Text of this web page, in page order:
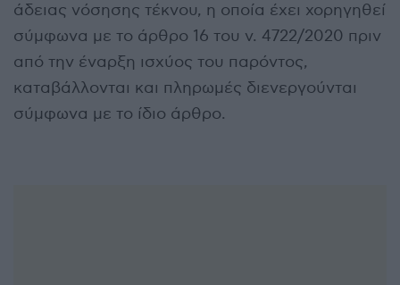
άδειας νόσησης τέκνου, η οποία έχει χορηγηθεί
σύμφωνα με το άρθρο 16 του ν. 4722/2020 πριν
από την έναρξη ισχύος του παρόντος,
καταβάλλονται και πληρωμές διενεργούνται
σύμφωνα με το ίδιο άρθρο.